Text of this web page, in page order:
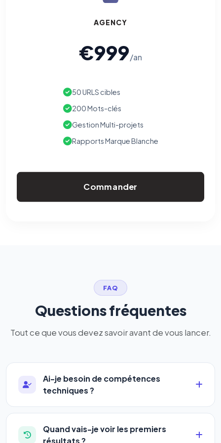
AGENCY
€999/an
50 URLS cibles
200 Mots-clés
Gestion Multi-projets
Rapports Marque Blanche
Commander
FAQ
Questions fréquentes
Tout ce que vous devez savoir avant de vous lancer.
Ai-je besoin de compétences
techniques ?
Absolument pas. Notre logiciel a été conçu pour
être accessible àtous les profils: artisans,
commerçants, auto-entrepreneurs, PME ou
Quand vais-je voir les premiers